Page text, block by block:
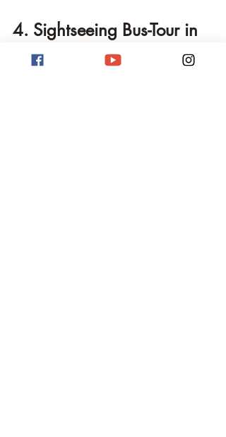
4. Sightseeing Bus-Tour in
Philadelphia